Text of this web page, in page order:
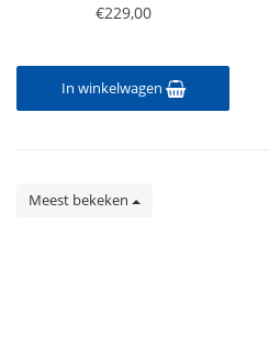
€229,00
In winkelwagen
Meest bekeken